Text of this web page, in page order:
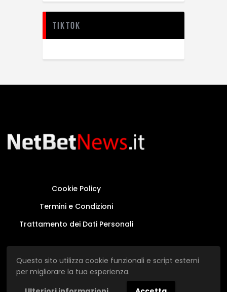
Questo sito utilizza cookie funzionali e script esterni
per migliorare la tua esperienza.
TikTok
Cookie Policy
Termini e Condizioni
Trattamento dei Dati Personali
Questo sito non rappresenta una testata
giornalistica in quanto viene aggiornato senza
alcuna periodicità.